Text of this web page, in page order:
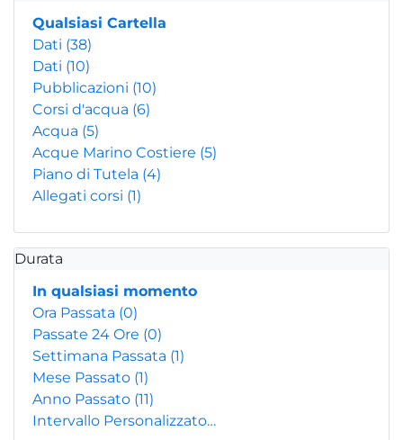
Qualsiasi Cartella
Dati (38)
Dati (10)
Pubblicazioni (10)
Corsi d'acqua (6)
Acqua (5)
Acque Marino Costiere (5)
Piano di Tutela (4)
Allegati corsi (1)
Durata
In qualsiasi momento
Ora Passata (0)
Passate 24 Ore (0)
Settimana Passata (1)
Mese Passato (1)
Anno Passato (11)
Intervallo Personalizzato…